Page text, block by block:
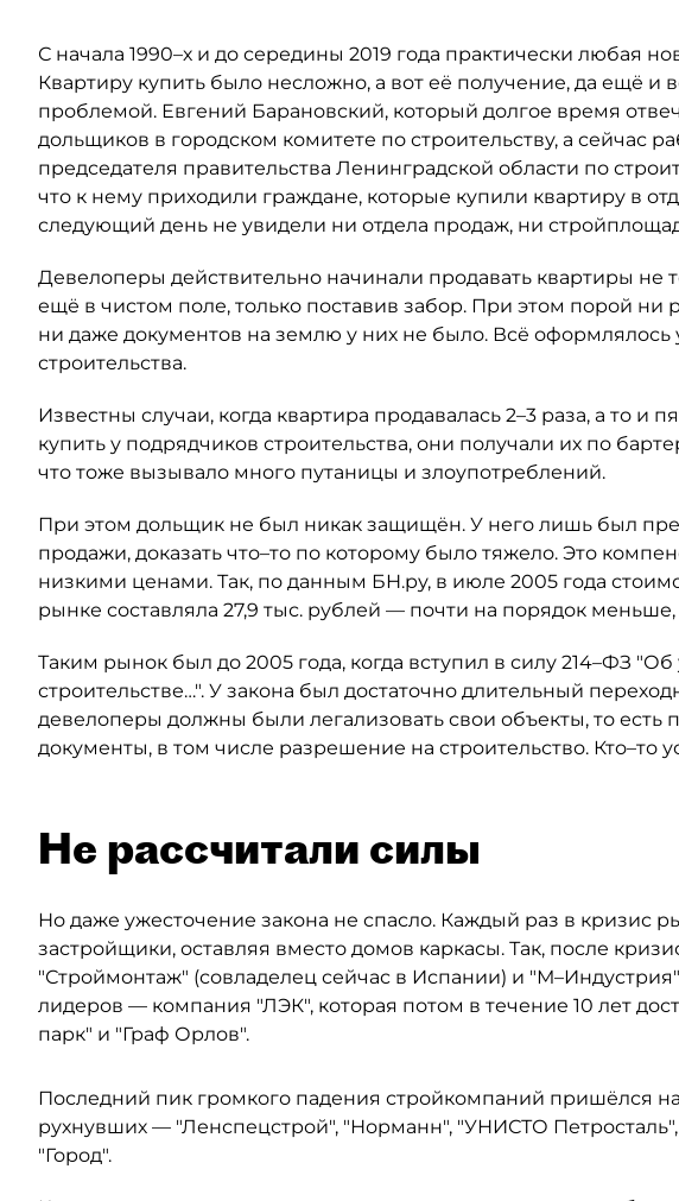
С начала 1990–х и до середины 2019 года практически любая
Квартиру купить было несложно, а вот её получение, да ещё и
проблемой. Евгений Барановский, который долгое время
дольщиков в городском комитете по строительству, а сейчас
председателя правительства Ленинградской области по
что к нему приходили граждане, которые купили квартиру в
следующий день не увидели ни отдела продаж, ни
Девелоперы действительно начинали продавать квартиры не
ещё в чистом поле, только поставив забор. При этом порой ни
ни даже документов на землю у них не было. Всё оформлялось
строительства.
Известны случаи, когда квартира продавалась 2–3 раза, а то и
купить у подрядчиков строительства, они получали их по
что тоже вызывало много путаницы и злоупотреблений.
При этом дольщик не был никак защищён. У него лишь был
продажи, доказать что–то по которому было тяжело. Это
низкими ценами. Так, по данным БН.ру, в июле 2005 года
рынке составляла 27,9 тыс. рублей — почти на порядок
Таким рынок был до 2005 года, когда вступил в силу 214–ФЗ
строительстве…". У закона был достаточно длительный
девелоперы должны были легализовать свои объекты, то есть
документы, в том числе разрешение на строительство. Кто–то
Не рассчитали силы
Но даже ужесточение закона не спасло. Каждый раз в кризис
застройщики, оставляя вместо домов каркасы. Так, после
"Строймонтаж" (совладелец сейчас в Испании) и
лидеров — компания "ЛЭК", которая потом в течение 10 лет
парк" и "Граф Орлов".
Последний пик громкого падения стройкомпаний пришёлся на
рухнувших — "Ленспецстрой", "Норманн", "УНИСТО
"Город".